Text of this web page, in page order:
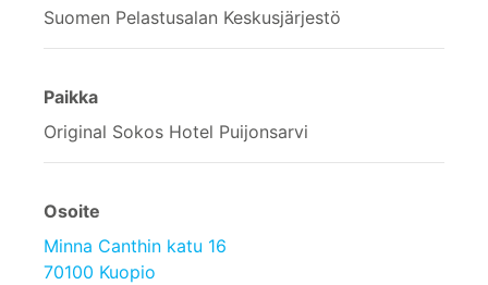
Suomen Pelastusalan Keskusjärjestö
Paikka
Original Sokos Hotel Puijonsarvi
Osoite
Minna Canthin katu 16
70100 Kuopio